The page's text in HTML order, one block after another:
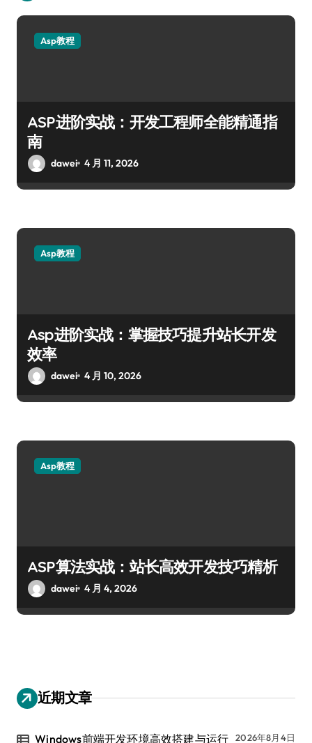
Asp教程
ASP进阶实战：开发工程师全能精通指
南
dawei 4 月 11, 2026
Asp教程
Asp进阶实战：掌握技巧提升站长开发
效率
dawei 4 月 10, 2026
Asp教程
ASP算法实战：站长高效开发技巧精析
dawei 4 月 4, 2026
近期文章
Windows前端开发环境高效搭建与运行 2026年8月4日